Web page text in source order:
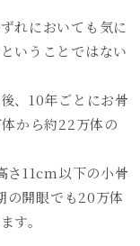
れにおいても気に
いうことではない
、 10年ごとにお骨
から約22万体の
さ11cm以下の小骨
の開眼でも20万体
す。